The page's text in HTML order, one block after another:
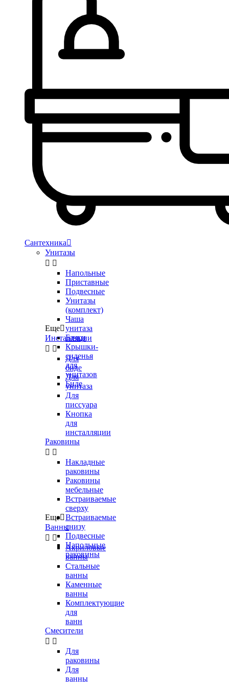
Сантехника
Унитазы
 
Напольные
Приставные
Подвесные
Унитазы
(комплект)
Чаша
унитаза
Бачки
Крышки-
сиденья
для
унитазов
Биде
Еще
Инсталляции
 
Для
биде
Для
унитаза
Для
писсуара
Кнопка
для
инсталляции
Раковины
 
Накладные
раковины
Раковины
мебельные
Встраиваемые
сверху
Встраиваемые
снизу
Подвесные
Напольные
раковины
Еще
Ванны
 
Акриловые
ванны
Стальные
ванны
Каменные
ванны
Комплектующие
для
ванн
Смесители
 
Для
раковины
Для
ванны